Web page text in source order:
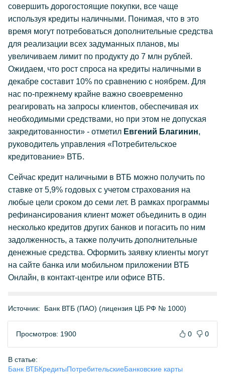
совершить дорогостоящие покупки, все чаще
используя кредиты наличными. Понимая, что в это
время могут потребоваться дополнительные средства
для реализации всех задуманных планов, мы
увеличиваем лимит по продукту до 7 млн рублей.
Ожидаем, что рост спроса на кредиты наличными в
декабре составит 10% по сравнению с ноябрем. Для
нас по-прежнему крайне важно своевременно
реагировать на запросы клиентов, обеспечивая их
необходимыми средствами, но при этом не допуская
закредитованности» - отметил Евгений Благинин,
руководитель управления «Потребительское
кредитование» ВТБ.
Сейчас кредит наличными в ВТБ можно получить по
ставке от 5,9% годовых с учетом страхования на
любые цели сроком до семи лет. В рамках программы
рефинансирования клиент может объединить в один
несколько кредитов других банков и погасить по ним
задолженность, а также получить дополнительные
денежные средства. Оформить заявку клиенты могут
на сайте банка или мобильном приложении ВТБ
Онлайн, в контакт-центре или офисе ВТБ.
Источник: Банк ВТБ (ПАО) (лицензия ЦБ РФ № 1000)
Просмотров: 1900 0 0
В статье:
Банк ВТБКредитыПотребительскиеБанковские карты